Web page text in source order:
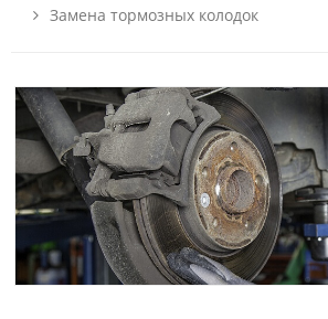
Замена тормозных колодок